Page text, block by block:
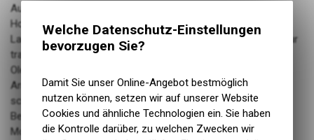
Auch aus landwirtschaftlicher Sicht ist der Moringa-Baum ein
Hoffnungsträger. 2014 von der Ernährungs- und
Landwirtschaftsorganisation der Vereinten Nationen (FAO) zur
traditionellen Feldfrucht des Monats ernannt, hat Moringa
Oleifera das Potenzial, zur Bekämpfung des Hungers in den
Armutsgegenden beizutragen. Sie ist völlig anspruchslos,
schnell wachsend und äußerst nährstoffreich. Ein Projekt zur
Bekämpfung von Mangel- und Unterernährung mit
Moringablättern wurde unter anderem im Jahr 1997 im
Welche Datenschutz-Einstellungen
bevorzugen Sie?
Damit Sie unser Online-Angebot bestmöglich
nutzen können, setzen wir auf unserer Website
Cookies und ähnliche Technologien ein. Sie haben
die Kontrolle darüber, zu welchen Zwecken wir